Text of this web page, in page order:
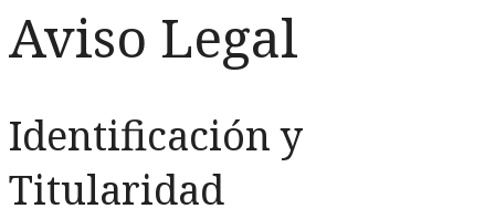
Aviso Legal
Identificación y
Titularidad